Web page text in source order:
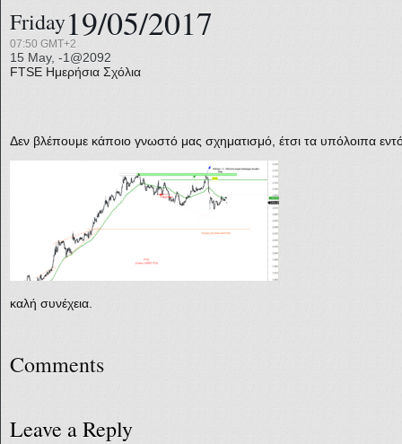
Friday19/05/2017
07:50 GMT+2
15 May, -1@2092
FTSE Ημερήσια Σχόλια
Δεν βλέπουμε κάποιο γνωστό μας σχηματισμό, έτσι τα υπόλοιπα
καλή συνέχεια.
Comments
Leave a Reply